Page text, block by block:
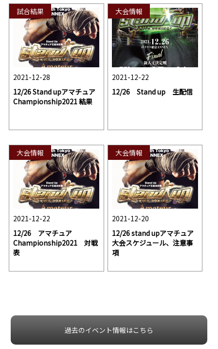
試合結果
2021-12-28
12/26 Stand upアマチュア
Championship2021 結果
大会情報
2021-12-22
12/26 Stand up 生配信
大会情報
2021-12-22
12/26 アマチュア
Championship2021 対戦
表
大会情報
2021-12-20
12/26 stand upアマチュア
大会スケジュール、注意事
項
過去のイベント情報はこちら